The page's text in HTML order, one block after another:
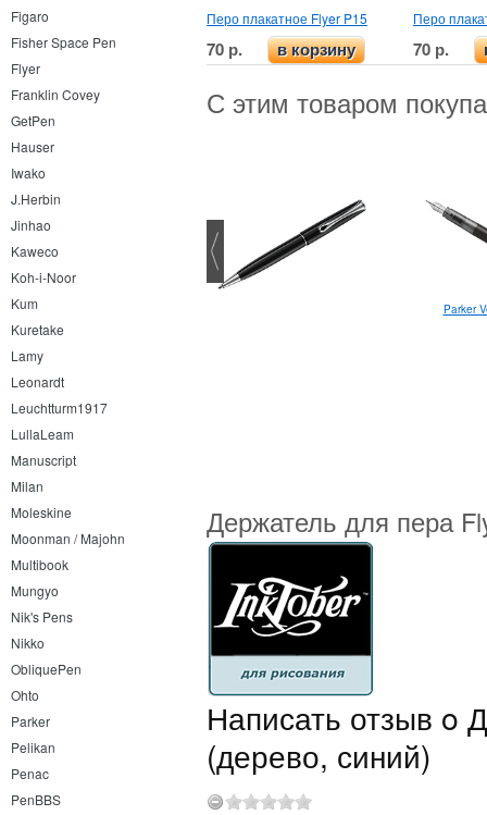
Figaro
Fisher Space Pen
Flyer
Franklin Covey
GetPen
Hauser
Iwako
J.Herbin
Jinhao
Kaweco
Koh-i-Noor
Kum
Kuretake
Lamy
Leonardt
Leuchtturm1917
LullaLeam
Manuscript
Milan
Moleskine
Moonman / Majohn
Multibook
Mungyo
Nik's Pens
Nikko
ObliquePen
Ohto
Parker
Pelikan
Penac
PenBBS
Перо плакатное Flyer P15
70 р. в корзину
Перо
70 р.
С этим товаром
Parker Jotter Originals Blue
Chrome CT F
Parker
Держатель для пера
Написать отзыв o
(дерево, синий)